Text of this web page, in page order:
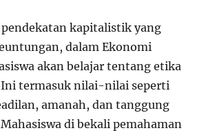
pendekatan kapitalistik yang
dalam Ekonomi
akan belajar tentang etika
Ini termasuk nilai-nilai seperti
amanah, dan tanggung
di bekali pemahaman